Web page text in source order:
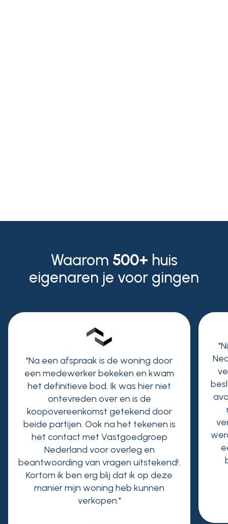
Waarom 500+ huis
eigenaren je voor gingen
"Na een afspraak is de woning door
een medewerker bekeken en kwam
het definitieve bod. Ik was hier niet
ontevreden over en is de
koopovereenkomst getekend door
beide partijen. Ook na het tekenen is
het contact met Vastgoedgroep
Nederland voor overleg en
beantwoording van vragen uitstekend!.
Kortom ik ben erg blij dat ik op deze
manier mijn woning heb kunnen
verkopen."